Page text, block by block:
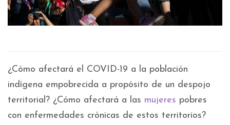
¿Cómo afectará el COVID-19 a la población
indígena empobrecida a propósito de un despojo
territorial? ¿Cómo afectará a las mujeres pobres
con enfermedades crónicas de estos territorios?